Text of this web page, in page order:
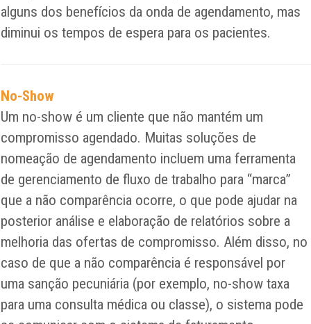
alguns dos benefícios da onda de agendamento, mas
diminui os tempos de espera para os pacientes.
No-Show
Um no-show é um cliente que não mantém um
compromisso agendado. Muitas soluções de
nomeação de agendamento incluem uma ferramenta
de gerenciamento de fluxo de trabalho para “marca”
que a não comparência ocorre, o que pode ajudar na
posterior análise e elaboração de relatórios sobre a
melhoria das ofertas de compromisso. Além disso, no
caso de que a não comparência é responsável por
uma sanção pecuniária (por exemplo, no-show taxa
para uma consulta médica ou classe), o sistema pode